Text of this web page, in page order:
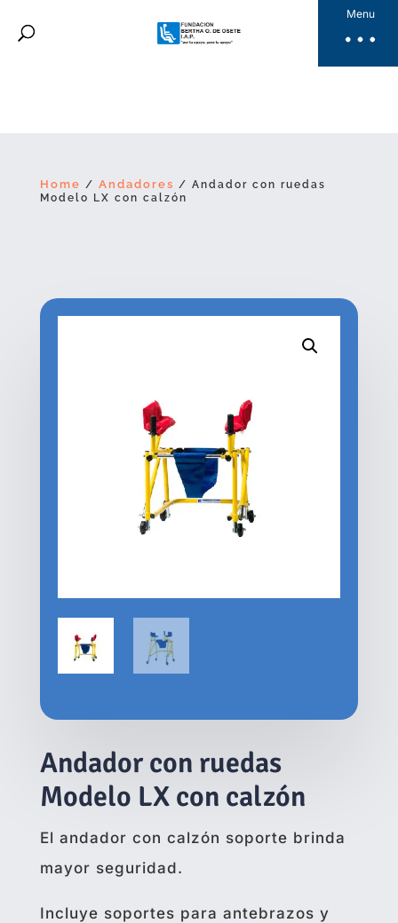
Productos
Dona Aquí
Menu
Home / Andadores / Andador con ruedas
Modelo LX con calzón
Andador con ruedas
Modelo LX con calzón
El andador con calzón soporte brinda
mayor seguridad.
Incluye soportes para antebrazos y